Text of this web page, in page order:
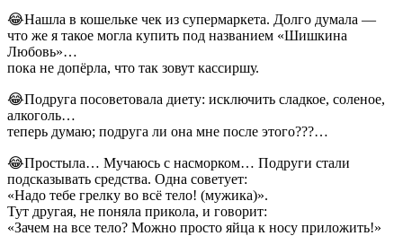
😂Нашла в кошельке чек из супермаркета. Долго думала —
что же я такое могла купить под названием «Шишкина
Любовь»…
пока не допёрла, что так зовут кассиршу.
😂Подруга посоветовала диету: исключить сладкое, соленое,
алкоголь…
теперь думаю; подруга ли она мне после этого???…
😂Простыла… Мучаюсь с насморком… Подруги стали
подсказывать средства. Одна советует:
«Надо тебе грелку во всё тело! (мужика)».
Тут другая, не поняла прикола, и говорит:
«Зачем на все тело? Можно просто яйца к носу приложить!»